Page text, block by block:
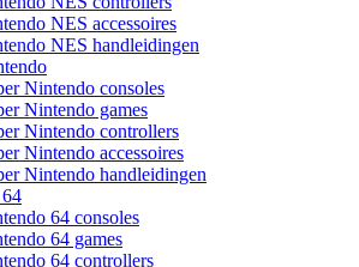
NES accessoires
NES handleidingen
Nintendo consoles
Nintendo games
Nintendo controllers
Nintendo accessoires
Nintendo handleidingen
64 consoles
64 games
64 controllers